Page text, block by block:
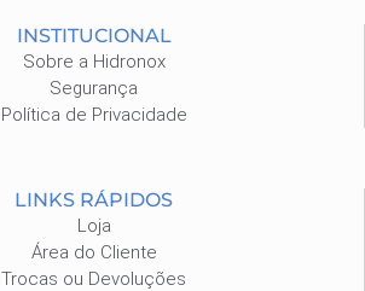
INSTITUCIONAL
Sobre a Hidronox
Segurança
Política de Privacidade
LINKS RÁPIDOS
Loja
Área do Cliente
Trocas ou Devoluções